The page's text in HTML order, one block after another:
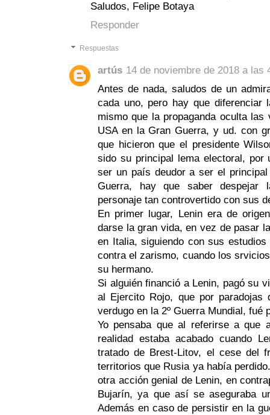
Saludos, Felipe Botaya
Responder
Respuestas
artús 14 de noviembre de 2018 a las
Antes de nada, saludos de un
cada uno, pero hay que diferenciar
mismo que la propaganda oculta
USA en la Gran Guerra, y ud. con
que hicieron que el presidente
sido su principal lema electoral, por
ser un país deudor a ser el
Guerra, hay que saber despejar
personaje tan controvertido con sus
En primer lugar, Lenin era de
darse la gran vida, en vez de pasar
en Italia, siguiendo con sus
contra el zarismo, cuando los
su hermano.
Si alguién financió a Lenin, pagó su
al Ejercito Rojo, que por
verdugo en la 2º Guerra Mundial, fué
Yo pensaba que al referirse a que
realidad estaba acabado cuando
tratado de Brest-Litov, el cese del
territorios que Rusia ya había
otra acción genial de Lenin, en
Bujarín, ya que así se aseguraba
Además en caso de persistir en la